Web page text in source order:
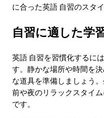
に合った英語 自習のスタ
自習に適した学
英語 自習を習慣化するに
す。静かな場所や時間を
な道具を準備しましょう
前や夜のリラックスタイ
です。